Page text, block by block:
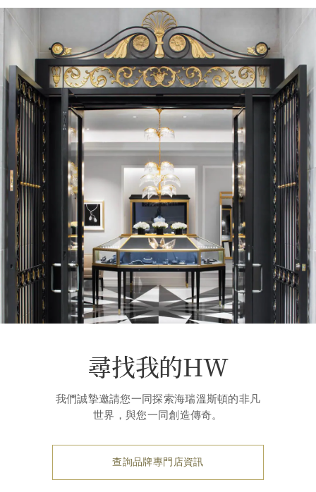
尋找我的HW
我們誠摯邀請您一同探索海瑞溫斯頓的非凡
世界，與您一同創造傳奇。
查詢品牌專門店資訊